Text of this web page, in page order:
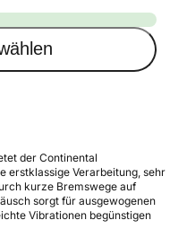
der Continental
erstklassige Verarbeitung, sehr
kurze Bremswege auf
sorgt für ausgewogenen
Vibrationen begünstigen